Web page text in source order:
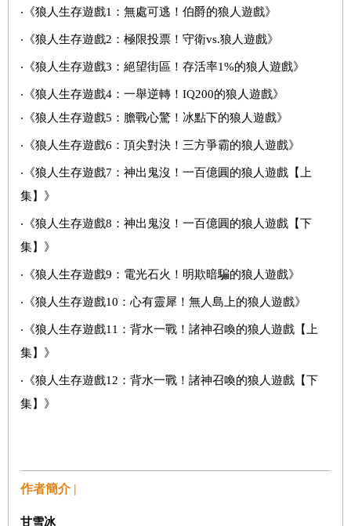
‧《狼人生存遊戲1：無處可逃！伯爵的狼人遊戲》
‧《狼人生存遊戲2：極限投票！守衛vs.狼人遊戲》
‧《狼人生存遊戲3：絕望街區！存活率1%的狼人遊戲》
‧《狼人生存遊戲4：一舉逆轉！IQ200的狼人遊戲》
‧《狼人生存遊戲5：膽戰心驚！冰點下的狼人遊戲》
‧《狼人生存遊戲6：頂尖對決！三方爭霸的狼人遊戲》
‧《狼人生存遊戲7：神出鬼沒！一百億圓的狼人遊戲【上
集】》
‧《狼人生存遊戲8：神出鬼沒！一百億圓的狼人遊戲【下
集】》
‧《狼人生存遊戲9：電光石火！明欺暗騙的狼人遊戲》
‧《狼人生存遊戲10：心有靈犀！無人島上的狼人遊戲》
‧《狼人生存遊戲11：背水一戰！諸神召喚的狼人遊戲【上
集】》
‧《狼人生存遊戲12：背水一戰！諸神召喚的狼人遊戲【下
集】》
作者簡介 |
甘雪冰